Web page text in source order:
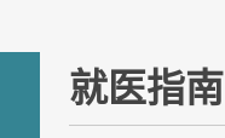
就医指南